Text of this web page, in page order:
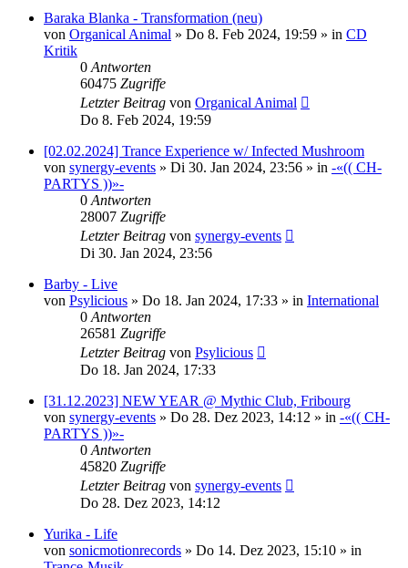
Baraka Blanka - Transformation (neu)
von Organical Animal » Do 8. Feb 2024, 19:59 » in CD
Kritik
0 Antworten
60475 Zugriffe
Letzter Beitrag von Organical Animal
Do 8. Feb 2024, 19:59
[02.02.2024] Trance Experience w/ Infected Mushroom
von synergy-events » Di 30. Jan 2024, 23:56 » in -«(( CH-
PARTYS ))»-
0 Antworten
28007 Zugriffe
Letzter Beitrag von synergy-events
Di 30. Jan 2024, 23:56
Barby - Live
von Psylicious » Do 18. Jan 2024, 17:33 » in International
0 Antworten
26581 Zugriffe
Letzter Beitrag von Psylicious
Do 18. Jan 2024, 17:33
[31.12.2023] NEW YEAR @ Mythic Club, Fribourg
von synergy-events » Do 28. Dez 2023, 14:12 » in -«(( CH-
PARTYS ))»-
0 Antworten
45820 Zugriffe
Letzter Beitrag von synergy-events
Do 28. Dez 2023, 14:12
Yurika - Life
von sonicmotionrecords » Do 14. Dez 2023, 15:10 » in